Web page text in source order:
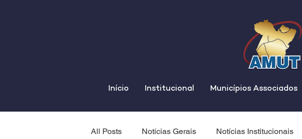
Início Institucional Municípios Associados
All Posts Notícias Gerais Notícias Institucionais